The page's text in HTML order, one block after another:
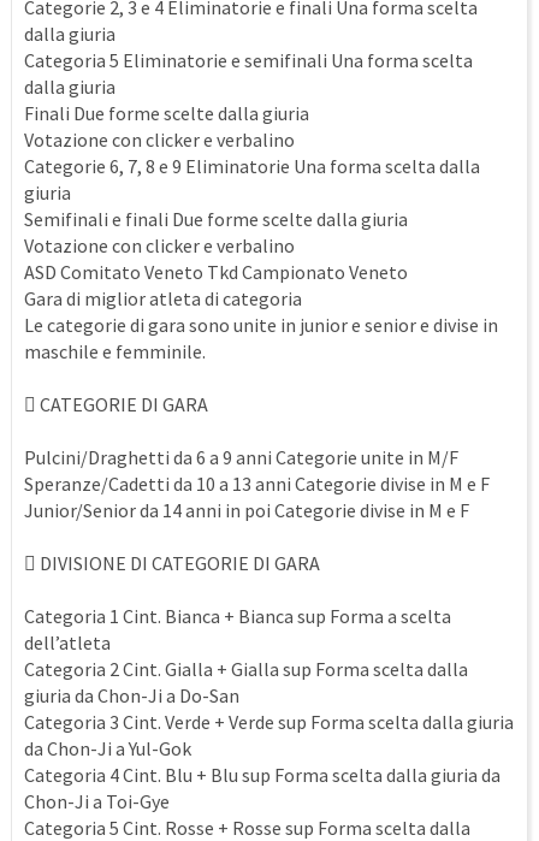
Categorie 2, 3 e 4 Eliminatorie e finali Una forma scelta
dalla giuria
Categoria 5 Eliminatorie e semifinali Una forma scelta
dalla giuria
Finali Due forme scelte dalla giuria
Votazione con clicker e verbalino
Categorie 6, 7, 8 e 9 Eliminatorie Una forma scelta dalla
giuria
Semifinali e finali Due forme scelte dalla giuria
Votazione con clicker e verbalino
ASD Comitato Veneto Tkd Campionato Veneto
Gara di miglior atleta di categoria
Le categorie di gara sono unite in junior e senior e divise in
maschile e femminile.
 CATEGORIE DI GARA
Pulcini/Draghetti da 6 a 9 anni Categorie unite in M/F
Speranze/Cadetti da 10 a 13 anni Categorie divise in M e F
Junior/Senior da 14 anni in poi Categorie divise in M e F
 DIVISIONE DI CATEGORIE DI GARA
Categoria 1 Cint. Bianca + Bianca sup Forma a scelta
dell’atleta
Categoria 2 Cint. Gialla + Gialla sup Forma scelta dalla
giuria da Chon-Ji a Do-San
Categoria 3 Cint. Verde + Verde sup Forma scelta dalla giuria
da Chon-Ji a Yul-Gok
Categoria 4 Cint. Blu + Blu sup Forma scelta dalla giuria da
Chon-Ji a Toi-Gye
Categoria 5 Cint. Rosse + Rosse sup Forma scelta dalla